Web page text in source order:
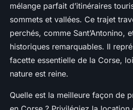
mélange parfait d’itinéraires
sommets et vallées. Ce trajet
perchés, comme Sant’Antonino,
historiques remarquables. Il
facette essentielle de la Corse,
nature est reine.
Quelle est la meilleure façon de